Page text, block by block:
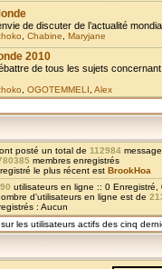
de discuter de l’actualité
Chabine Maryjane
2010
de tous les sujets
OGOTEMMELI Alex
posté un total de 112984
membres enregistrés
le plus récent est BrookHoa
utilisateurs en ligne :: 0
d'utilisateurs en ligne est de
: Aucun
les utilisateurs actifs des cinq